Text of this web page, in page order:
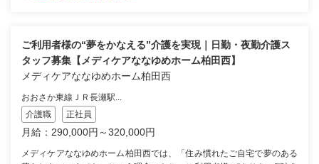
ご利用者様の“夢をかなえる”介護を実現｜日勤・夜勤介護ス
タッフ募集【メディケアななゆめホーム柏田西】
メディケアななゆめホーム柏田西
おおさか東線ＪＲ長瀬駅...
介護職
正社員
月給：290,000円～320,000円
メディケアななゆめホーム柏田西では、「住み慣れたご自宅で夢のある